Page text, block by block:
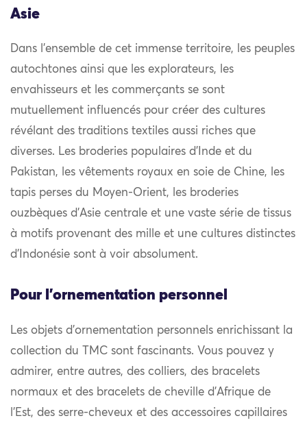
Asie
Dans l’ensemble de cet immense territoire, les peuples
autochtones ainsi que les explorateurs, les
envahisseurs et les commerçants se sont
mutuellement influencés pour créer des cultures
révélant des traditions textiles aussi riches que
diverses. Les broderies populaires d’Inde et du
Pakistan, les vêtements royaux en soie de Chine, les
tapis perses du Moyen-Orient, les broderies
ouzbèques d’Asie centrale et une vaste série de tissus
à motifs provenant des mille et une cultures distinctes
d’Indonésie sont à voir absolument.
Pour l'ornementation personnel
Les objets d’ornementation personnels enrichissant la
collection du TMC sont fascinants. Vous pouvez y
admirer, entre autres, des colliers, des bracelets
normaux et des bracelets de cheville d’Afrique de
l’Est, des serre-cheveux et des accessoires capillaires